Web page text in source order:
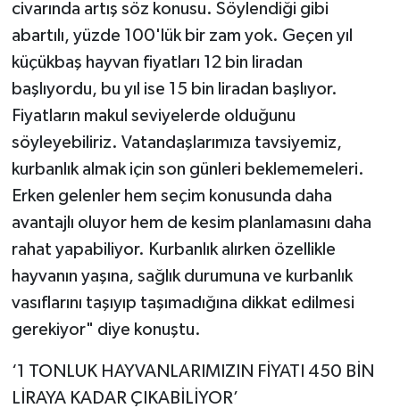
civarında artış söz konusu. Söylendiği gibi
abartılı, yüzde 100'lük bir zam yok. Geçen yıl
küçükbaş hayvan fiyatları 12 bin liradan
başlıyordu, bu yıl ise 15 bin liradan başlıyor.
Fiyatların makul seviyelerde olduğunu
söyleyebiliriz. Vatandaşlarımıza tavsiyemiz,
kurbanlık almak için son günleri beklememeleri.
Erken gelenler hem seçim konusunda daha
avantajlı oluyor hem de kesim planlamasını daha
rahat yapabiliyor. Kurbanlık alırken özellikle
hayvanın yaşına, sağlık durumuna ve kurbanlık
vasıflarını taşıyıp taşımadığına dikkat edilmesi
gerekiyor" diye konuştu.
‘1 TONLUK HAYVANLARIMIZIN FİYATI 450 BİN
LİRAYA KADAR ÇIKABİLİYOR’